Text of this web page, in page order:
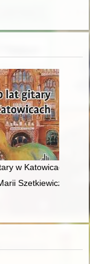
w Katowicach
z królewskich
Szetkiewiczówny